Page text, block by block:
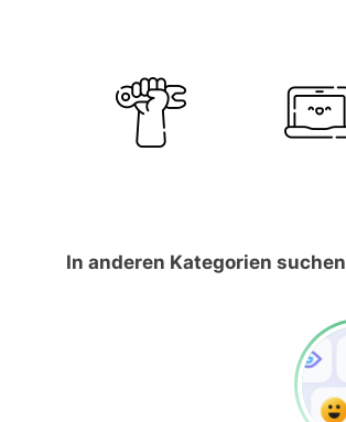
In anderen Kategorien suchen